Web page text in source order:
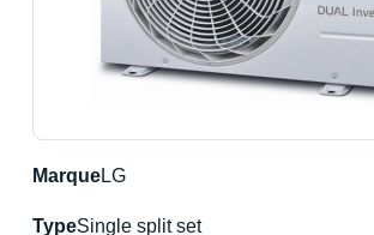
MarqueLG
TypeSingle split set